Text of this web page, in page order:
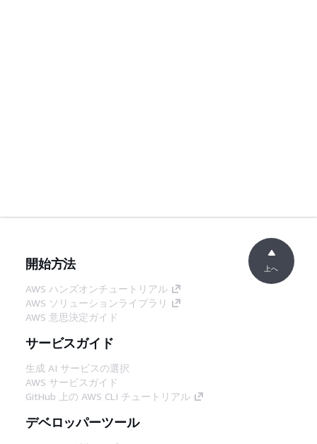
開始方法
AWS ハンズオンチュートリアル
AWS ソリューションライブラリ
AWS 意思決定ガイド
サービスガイド
生成 AI サービスの選択
AWS サービスガイド
GitHub 上の AWS CLI チュートリアル
デベロッパーツール
上へ